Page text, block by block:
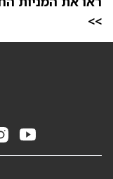
>>